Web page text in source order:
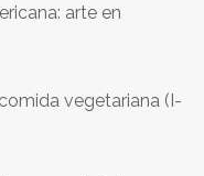
arte en
vegetariana (I-